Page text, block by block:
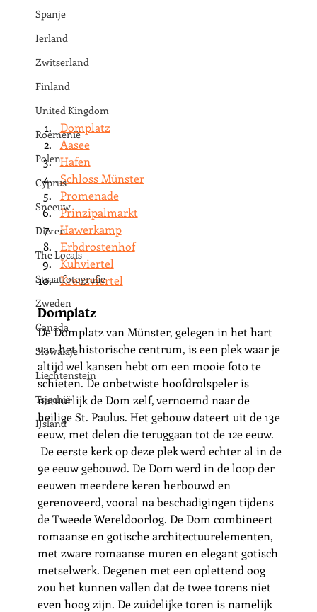
Spanje
Ierland
Zwitserland
Finland
United Kingdom
Roemenië
Polen
Cyprus
Sneeuw
Dieren
The Locals
Straatfotografie
Zweden
Canada
Slowakije
Liechtenstein
Tsjechië
IJsland
Domplatz
Aasee
Hafen
Schloss Münster
Promenade
Prinzipalmarkt
Hawerkamp
Erbdrostenhof
Kuhviertel
Kreuzviertel
Domplatz
De Domplatz van Münster, gelegen in het hart
van het historische centrum, is een plek waar je
altijd wel kansen hebt om een mooie foto te
schieten. De onbetwiste hoofdrolspeler is
natuurlijk de Dom zelf, vernoemd naar de
heilige St. Paulus. Het gebouw dateert uit de 13e
eeuw, met delen die teruggaan tot de 12e eeuw.
De eerste kerk op deze plek werd echter al in de
9e eeuw gebouwd. De Dom werd in de loop der
eeuwen meerdere keren herbouwd en
gerenoveerd, vooral na beschadigingen tijdens
de Tweede Wereldoorlog. De Dom combineert
romaanse en gotische architectuurelementen,
met zware romaanse muren en elegant gotisch
metselwerk. Degenen met een oplettend oog
zou het kunnen vallen dat de twee torens niet
even hoog zijn. De zuidelijke toren is namelijk